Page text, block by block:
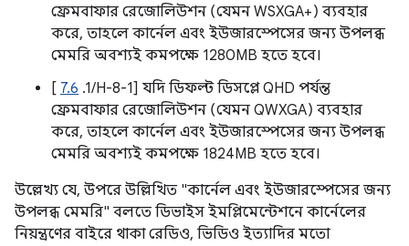
ফ্রেমবাফার রেজোলিউশন (যেমন WSXGA+) ব্যবহার
করে, তাহলে কার্নেল এবং ইউজারস্পেসের জন্য উপলব্ধ
মেমরি অবশ্যই কমপক্ষে 1280MB হতে হবে।
[ 7.6 .1/H-8-1] যদি ডিফল্ট ডিসপ্লে QHD পর্যন্ত
ফ্রেমবাফার রেজোলিউশন (যেমন QWXGA) ব্যবহার
করে, তাহলে কার্নেল এবং ইউজারস্পেসের জন্য উপলব্ধ
মেমরি অবশ্যই কমপক্ষে 1824MB হতে হবে।
উল্লেখ্য যে, উপরে উল্লিখিত "কার্নেল এবং ইউজারস্পেসের জন্য
উপলব্ধ মেমরি" বলতে ডিভাইস ইমপ্লিমেন্টেশনে কার্নেলের
নিয়ন্ত্রণের বাইরে থাকা রেডিও, ভিডিও ইত্যাদির মতো